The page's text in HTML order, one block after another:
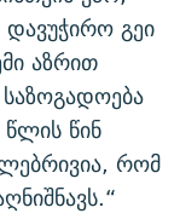
გეი
აზრით
წინ
რომ